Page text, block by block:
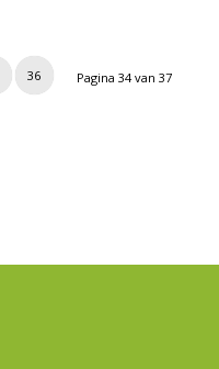
Pagina 34 van 37
36